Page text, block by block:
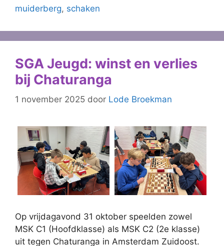
muiderberg, schaken
SGA Jeugd: winst en verlies
bij Chaturanga
1 november 2025 door Lode Broekman
Op vrijdagavond 31 oktober speelden zowel
MSK C1 (Hoofdklasse) als MSK C2 (2e klasse)
uit tegen Chaturanga in Amsterdam Zuidoost.